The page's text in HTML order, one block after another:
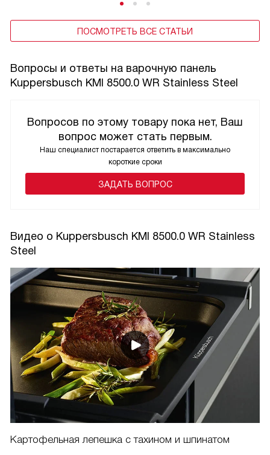
ПОСМОТРЕТЬ ВСЕ СТАТЬИ
Вопросы и ответы на варочную панель
Kuppersbusch KMI 8500.0 WR Stainless Steel
Вопросов по этому товару пока нет, Ваш
вопрос может стать первым.
Наш специалист постарается ответить в максимально
короткие сроки
ЗАДАТЬ ВОПРОС
Видео о Kuppersbusch KMI 8500.0 WR Stainless
Steel
Картофельная лепешка с тахином и шпинатом